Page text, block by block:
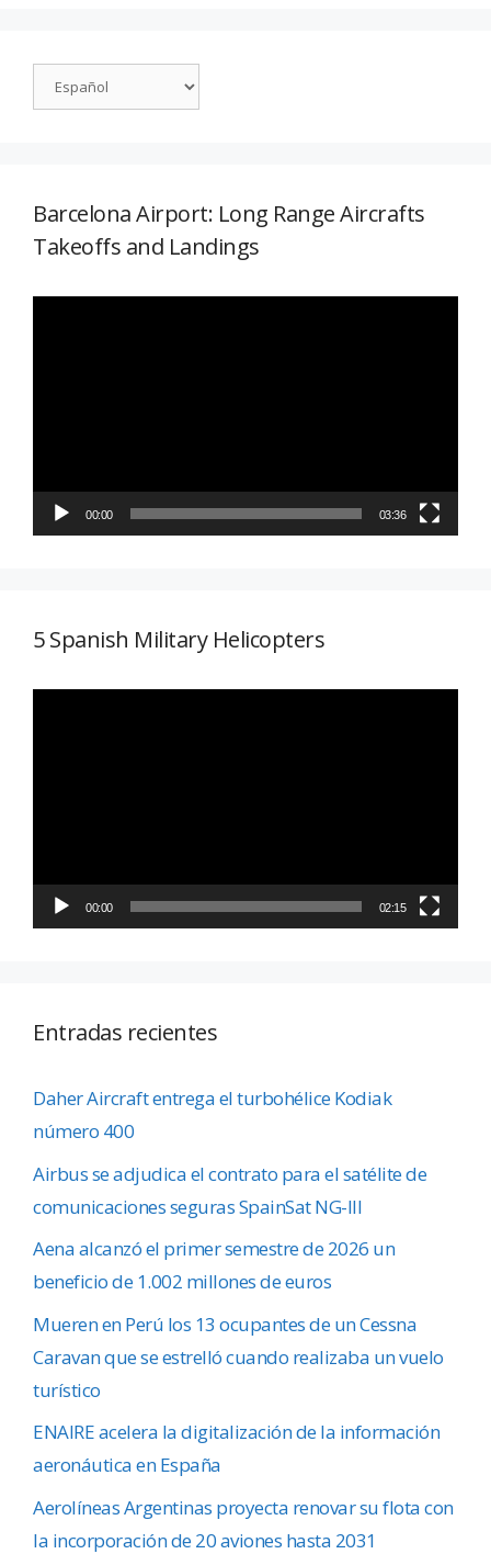
Barcelona Airport: Long Range Aircrafts
Takeoffs and Landings
00:00 03:36
5 Spanish Military Helicopters
00:00 02:15
Entradas recientes
Daher Aircraft entrega el turbohélice Kodiak
número 400
Airbus se adjudica el contrato para el satélite de
comunicaciones seguras SpainSat NG-III
Aena alcanzó el primer semestre de 2026 un
beneficio de 1.002 millones de euros
Mueren en Perú los 13 ocupantes de un Cessna
Caravan que se estrelló cuando realizaba un vuelo
turístico
ENAIRE acelera la digitalización de la información
aeronáutica en España
Aerolíneas Argentinas proyecta renovar su flota con
la incorporación de 20 aviones hasta 2031